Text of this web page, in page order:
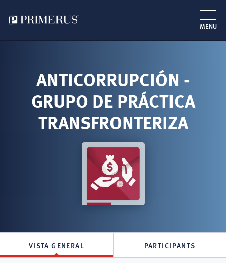
MENU
ANTICORRUPCIÓN -
GRUPO DE PRÁCTICA
TRANSFRONTERIZA
VISTA GENERAL PARTICIPANTS